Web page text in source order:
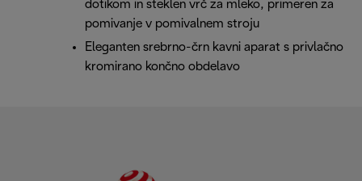
dotikom in steklen vrč za mleko, primeren za
pomivanje v pomivalnem stroju
Eleganten srebrno-črn kavni aparat s privlačno
kromirano končno obdelavo